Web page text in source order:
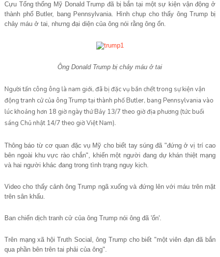
Cựu Tổng thống Mỹ Donald Trump đã bị bắn tại một sự kiện vận động ở
thành phố Butler, bang Pennsylvania. Hình chụp cho thấy ông Trump bị
chảy máu ở tai, nhưng đại diện của ông nói rằng ông ổn.
Ông Donald Trump bị chảy máu ở tai
Người tấn công ông là nam giới, đã bị đặc vụ bắn chết trong sự kiện vận
động tranh cử của ông Trump tại thành phố Butler, bang Pennsylvania vào
lúc khoảng hơn 18 giờ ngày thứ Bảy 13/7 theo giờ địa phương (tức buổi
sáng Chủ nhật 14/7 theo giờ Việt Nam).
Thông báo từ cơ quan đặc vụ Mỹ cho biết tay súng đã "đứng ở vị trí cao
bên ngoài khu vực rào chắn", khiến một người đang dự khán thiệt mạng
và hai người khác đang trong tình trạng nguy kịch.
Video cho thấy cảnh ông Trump ngã xuống và đứng lên với máu trên mặt
trên sân khấu.
Ban chiến dịch tranh cử của ông Trump nói ông đã 'ổn'.
Trên mạng xã hội Truth Social, ông Trump cho biết "một viên đạn đã bắn
qua phần bên trên tai phải của ông".